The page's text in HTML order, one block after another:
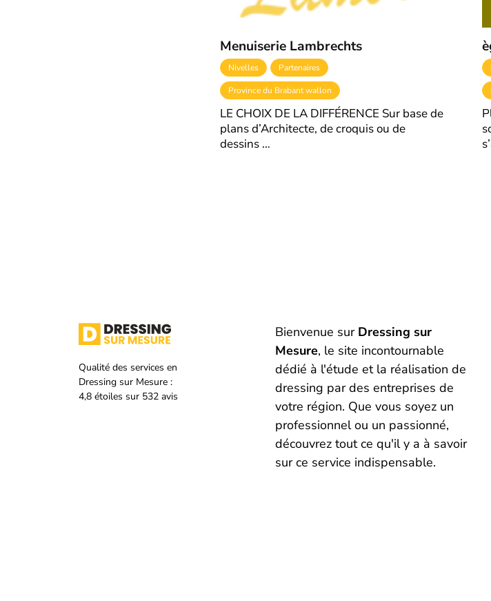
Menuiserie Lambrechts
Nivelles Partenaires
Province du Brabant wallon
LE CHOIX DE LA DIFFÉRENCE Sur base de
plans d’Architecte, de croquis ou de
dessins …
Qualité des services en
Dressing sur Mesure :
4,8 étoiles sur 532 avis
Bienvenue sur Dressing sur
Mesure, le site incontournable
dédié à l'étude et la réalisation de
dressing par des entreprises de
votre région. Que vous soyez un
professionnel ou un passionné,
découvrez tout ce qu'il y a à savoir
sur ce service indispensable.